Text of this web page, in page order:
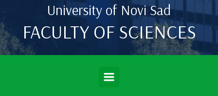
University of Novi Sad
FACULTY OF SCIENCES